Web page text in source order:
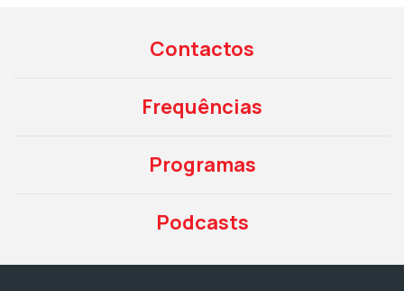
Contactos
Frequências
Programas
Podcasts